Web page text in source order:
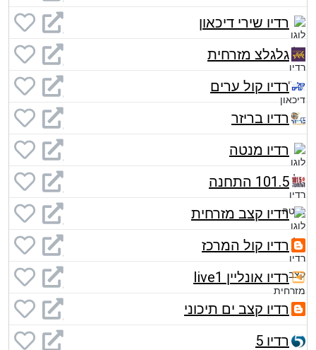
רדיו שירי דיכאון
גלגלצ מזרחית
רדיו קול ערים
רדיו בריזר
רדיו מנטה
101.5 התחנה
רדיו קצב מזרחית
רדיו קול המרכז
רדיו אונליין live1
רדיו קצב ים תיכוני
רדיו 5